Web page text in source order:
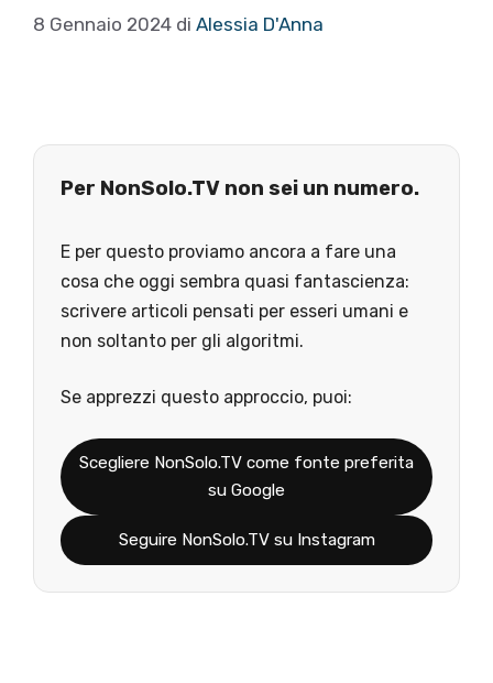
8 Gennaio 2024 di Alessia D'Anna
Per NonSolo.TV non sei un numero.
E per questo proviamo ancora a fare una
cosa che oggi sembra quasi fantascienza:
scrivere articoli pensati per esseri umani e
non soltanto per gli algoritmi.
Se apprezzi questo approccio, puoi:
Scegliere NonSolo.TV come fonte preferita
su Google
Seguire NonSolo.TV su Instagram